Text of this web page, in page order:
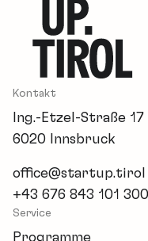
Kontakt
Ing.-Etzel-Straße 17
6020 Innsbruck
office@startup.tirol
+43 676 843 101 300
Service
Programme